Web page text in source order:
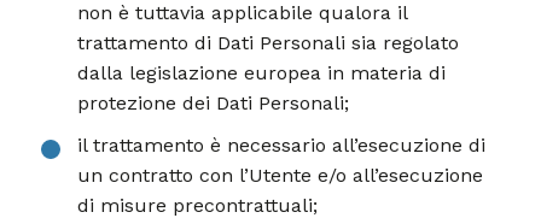
non è tuttavia applicabile qualora il
trattamento di Dati Personali sia regolato
dalla legislazione europea in materia di
protezione dei Dati Personali;
il trattamento è necessario all’esecuzione di
un contratto con l’Utente e/o all’esecuzione
di misure precontrattuali;